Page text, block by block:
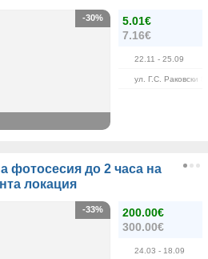
5.01€
7.16€
22.11 - 25.09
ул. Г.С. Раковски
-30%
фотосесия до 2 часа на
локация
200.00€
300.00€
24.03 - 18.09
-33%